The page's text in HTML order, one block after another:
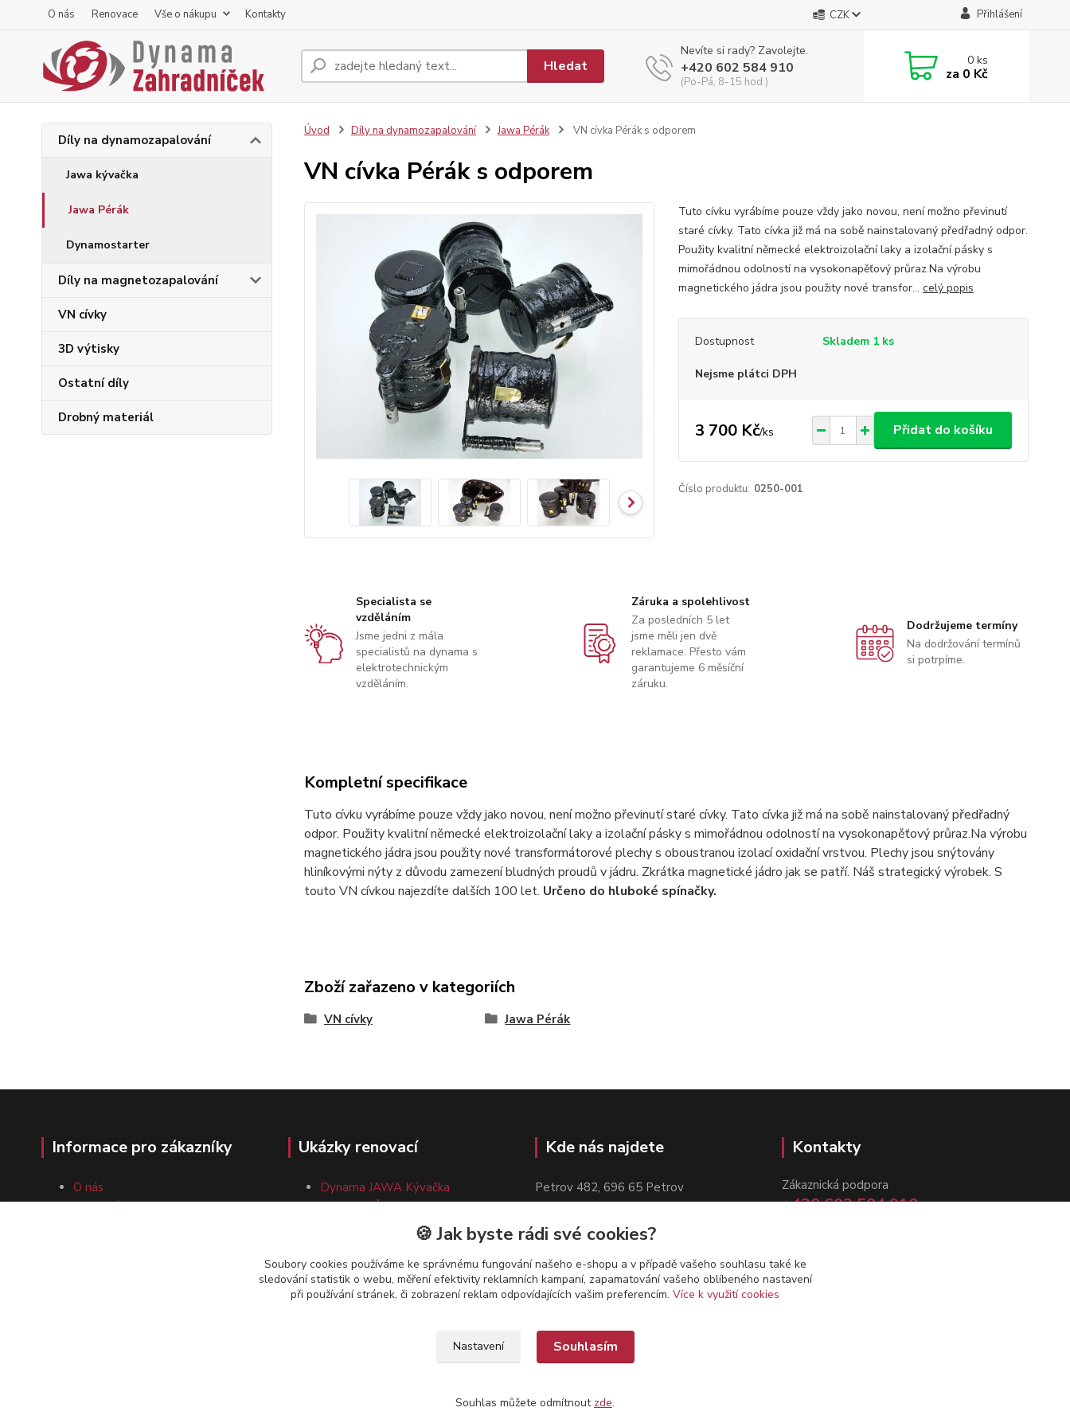
O nás Renovace Vše o nákupu Kontakty CZK Přihlášení
Hledat
Nevíte si rady? Zavolejte.
+420 602 584 910
(Po-Pá, 8-15 hod.)
0ks
za 0 Kč
Díly na dynamozapalování
Jawa kývačka
Jawa Pérák
Dynamostarter
Díly na magnetozapalování
VN cívky
3D výtisky
Ostatní díly
Drobný materiál
Úvod Díly na dynamozapalování Jawa Pérák VN cívka Pérák s odporem
VN cívka Pérák s odporem
Tuto cívku vyrábíme pouze vždy jako novou, není možno převinutí
staré cívky. Tato cívka již má na sobě nainstalovaný předřadný odpor.
Použity kvalitní německé elektroizolační laky a izolační pásky s
mimořádnou odolností na vysokonapěťový průraz.Na výrobu
magnetického jádra jsou použity nové transfor... celý popis
Dostupnost Skladem 1 ks
Nejsme plátci DPH
3 700 Kč/ks Přidat do košíku
Číslo produktu: 0250-001
Specialista se
vzděláním
Jsme jedni z mála
specialistů na dynama s
elektrotechnickým
vzděláním.
Záruka a spolehlivost
Za posledních 5 let
jsme měli jen dvě
reklamace. Přesto vám
garantujeme 6 měsíční
záruku.
Dodržujeme termíny
Na dodržování termínů
si potrpíme.
Kompletní specifikace
Tuto cívku vyrábíme pouze vždy jako novou, není možno převinutí staré cívky. Tato cívka již má na sobě nainstalovaný předřadný
odpor. Použity kvalitní německé elektroizolační laky a izolační pásky s mimořádnou odolností na vysokonapěťový průraz.Na výrobu
magnetického jádra jsou použity nové transformátorové plechy s oboustranou izolací oxidační vrstvou. Plechy jsou snýtovány
hliníkovými nýty z důvodu zamezení bludných proudů v jádru. Zkrátka magnetické jádro jak se patří. Náš strategický výrobek. S
touto VN cívkou najezdíte dalších 100 let. Určeno do hluboké spínačky.
Zboží zařazeno v kategoriích
VN cívky Jawa Pérák
Informace pro zákazníky
O nás
Vše o nákupu
Ukázky renovací
Dynama JAWA Kývačka
Magneto ČZ 150,125,Manet
Vysokonapěťová cívka ČZ 150/125
Dynama JAWA Pérák
Kde nás najdete
Petrov 482, 696 65 Petrov
Kontakty
Zákaznická podpora
+420 602 584 910
🍪 Jak byste rádi své cookies?
Soubory cookies používáme ke správnému fungování našeho e-shopu a v případě vašeho souhlasu také ke
sledování statistik o webu, měření efektivity reklamních kampaní, zapamatování vašeho oblíbeného nastavení
při používání stránek, či zobrazení reklam odpovídajících vašim preferencím. Více k využití cookies
Nastavení Souhlasím
Souhlas můžete odmítnout zde.